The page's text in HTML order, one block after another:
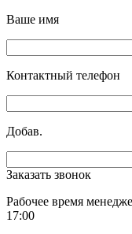
Ваше имя
Контактный телефон
Добав.
Заказать звонок
Рабочее время
17:00